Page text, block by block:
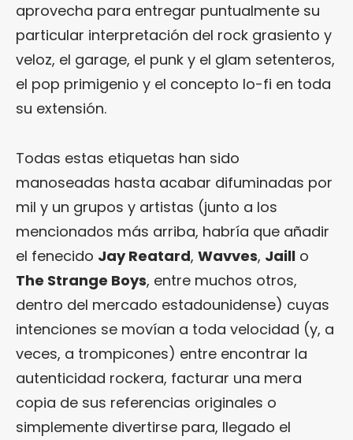
aprovecha para entregar puntualmente su
particular interpretación del rock grasiento y
veloz, el garage, el punk y el glam setenteros,
el pop primigenio y el concepto lo-fi en toda
su extensión.
Todas estas etiquetas han sido
manoseadas hasta acabar difuminadas por
mil y un grupos y artistas (junto a los
mencionados más arriba, habría que añadir
el fenecido Jay Reatard, Wavves, Jaill o
The Strange Boys, entre muchos otros,
dentro del mercado estadounidense) cuyas
intenciones se movían a toda velocidad (y, a
veces, a trompicones) entre encontrar la
autenticidad rockera, facturar una mera
copia de sus referencias originales o
simplemente divertirse para, llegado el